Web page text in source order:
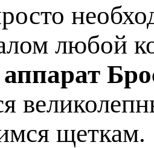
любой
аппарат
щеткам.